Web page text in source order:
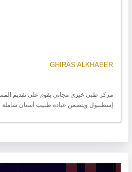
GHIRAS ALKHAEER
مركز طبي خيري مجاني يقوم على تقديم
إسطنبول ويتضمن عيادة طبيب أسنان شاملة